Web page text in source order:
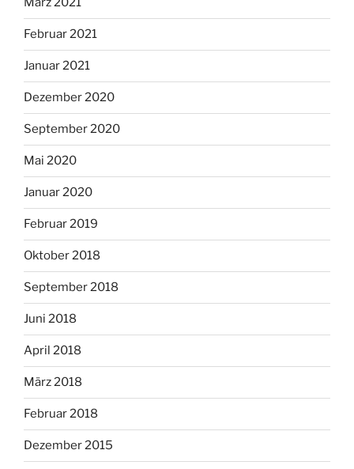
Februar 2021
Januar 2021
Dezember 2020
September 2020
Mai 2020
Januar 2020
Februar 2019
Oktober 2018
September 2018
Juni 2018
April 2018
März 2018
Februar 2018
Dezember 2015